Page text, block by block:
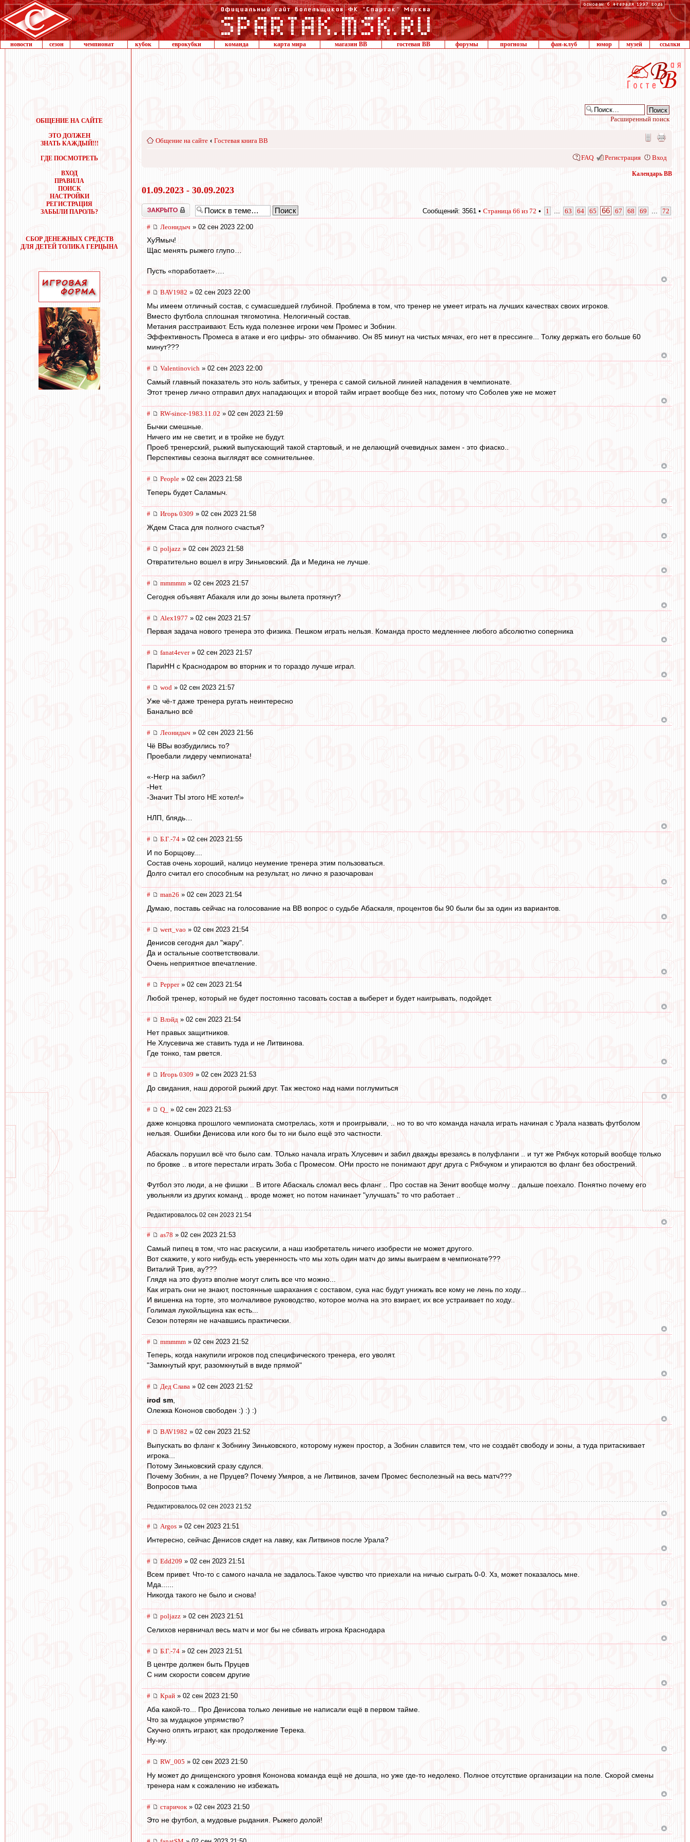
новости сезон чемпионат кубок еврокубки команда карта мира магазин ВВ гостевая ВВ форумы прогнозы фан-клуб юмор музей ссылки
ОБЩЕНИЕ НА САЙТЕ
ЭТО ДОЛЖЕН
ЗНАТЬ КАЖДЫЙ!!!
ГДЕ ПОСМОТРЕТЬ
ВХОД
ПРАВИЛА
ПОИСК
НАСТРОЙКИ
РЕГИСТРАЦИЯ
ЗАБЫЛИ ПАРОЛЬ?
СБОР ДЕНЕЖНЫХ СРЕДСТВ
ДЛЯ ДЕТЕЙ ТОЛИКА ГЕРЦЫНА
Расширенный поиск
Общение на сайте ‹ Гостевая книга ВВ
FAQ Регистрация Вход
Календарь ВВ
01.09.2023 - 30.09.2023
Закрыто Сообщений: 3561 • Страница 66 из 72 • 1 63 64 65 66 67 68 69 72
# Леонидыч » 02 сен 2023 22:00
ХуЯмыч!
Щас менять рыжего глупо…
Пусть «поработает»….
# BAV1982 » 02 сен 2023 22:00
Мы имеем отличный состав, с сумасшедшей глубиной. Проблема в том, что тренер не умеет играть на лучших качествах своих игроков.
Вместо футбола сплошная тягомотина. Нелогичный состав.
Метания расстраивают. Есть куда полезнее игроки чем Промес и Зобнин.
Эффективность Промеса в атаке и его цифры- это обманчиво. Он 85 минут на чистых мячах, его нет в прессинге... Толку держать его больше 60
минут???
# Valentinovich » 02 сен 2023 22:00
Самый главный показатель это ноль забитых, у тренера с самой сильной линией нападения в чемпионате.
Этот тренер лично отправил двух нападающих и второй тайм играет вообще без них, потому что Соболев уже не может
# RW-since-1983.11.02 » 02 сен 2023 21:59
Бычки смешные.
Ничего им не светит, и в тройке не будут.
Проеб тренерский, рыжий выпускающий такой стартовый, и не делающий очевидных замен - это фиаско..
Перспективы сезона выглядят все сомнительнее.
# People » 02 сен 2023 21:58
Теперь будет Саламыч.
# Игорь 0309 » 02 сен 2023 21:58
Ждем Стаса для полного счастья?
# poljazz » 02 сен 2023 21:58
Отвратительно вошел в игру Зиньковский. Да и Медина не лучше.
# mmmmm » 02 сен 2023 21:57
Сегодня объявят Абакаля или до зоны вылета протянут?
# Alex1977 » 02 сен 2023 21:57
Первая задача нового тренера это физика. Пешком играть нельзя. Команда просто медленнее любого абсолютно соперника
# fanat4ever» 02 сен 2023 21:57
ПариНН с Краснодаром во вторник и то гораздо лучше играл.
# wod » 02 сен 2023 21:57
Уже чё-т даже тренера ругать неинтересно
Банально всё
# Леонидыч » 02 сен 2023 21:56
Чё ВВы возбудились то?
Проебали лидеру чемпионата!
«-Негр на забил?
-Нет.
-Значит ТЫ этого НЕ хотел!»
НЛП, блядь…
# Б.Г.-74 » 02 сен 2023 21:55
И по Борщову....
Состав очень хороший, налицо неумение тренера этим пользоваться.
Долго считал его способным на результат, но лично я разочарован
# man26 » 02 сен 2023 21:54
Думаю, поставь сейчас на голосование на ВВ вопрос о судьбе Абаскаля, процентов бы 90 были бы за один из вариантов.
# wert_vao » 02 сен 2023 21:54
Денисов сегодня дал "жару".
Да и остальные соответствовали.
Очень неприятное впечатление.
# Pepper» 02 сен 2023 21:54
Любой тренер, который не будет постоянно тасовать состав а выберет и будет наигрывать, подойдет.
# Влэйд » 02 сен 2023 21:54
Нет правых защитников.
Не Хлусевича же ставить туда и не Литвинова.
Где тонко, там рвется.
# Игорь 0309 » 02 сен 2023 21:53
До свидания, наш дорогой рыжий друг. Так жестоко над нами поглумиться
# Q_ » 02 сен 2023 21:53
даже концовка прошлого чемпионата смотрелась, хотя и проигрывали, .. но то во что команда начала играть начиная с Урала назвать футболом
нельзя. Ошибки Денисова или кого бы то ни было ещё это частности.
Абаскаль порушил всё что было сам. ТОлько начала играть Хлусевич и забил дважды врезаясь в полуфланги .. и тут же Рябчук который вообще только
по бровке .. в итоге перестали играть Зоба с Промесом. ОНи просто не понимают друг друга с Рябчуком и упираются во фланг без обострений.
Футбол это люди, а не фишки .. В итоге Абаскаль сломал весь фланг .. Про состав на Зенит вообще молчу .. дальше поехало. Понятно почему его
увольняли из других команд .. вроде может, но потом начинает "улучшать" то что работает ..
Редактировалось 02 сен 2023 21:54
# as78 » 02 сен 2023 21:53
Самый пипец в том, что нас раскусили, а наш изобретатель ничего изобрести не может другого.
Вот скажите, у кого нибудь есть уверенность что мы хоть один матч до зимы выиграем в чемпионате???
Виталий Трив, ау???
Глядя на это фуэтэ вполне могут слить все что можно...
Как играть они не знают, постоянные шарахания с составом, сука нас будут унижать все кому не лень по ходу...
И вишенка на торте, это молчаливое руководство, которое молча на это взирает, их все устраивает по ходу..
Голимая лукойльщина как есть...
Сезон потерян не начавшись практически.
# mmmmm » 02 сен 2023 21:52
Теперь, когда накупили игроков под специфического тренера, его уволят.
"Замкнутый круг, разомкнутый в виде прямой"
# Дед Слава » 02 сен 2023 21:52
irod sm
Олежка Кононов свободен :) :) :)
# BAV1982 » 02 сен 2023 21:52
Выпускать во фланг к Зобнину Зиньковского, которому нужен простор, а Зобнин славится тем, что не создаёт свободу и зоны, а туда притаскивает
игрока...
Потому Зиньковский сразу сдулся.
Почему Зобнин, а не Пруцев? Почему Умяров, а не Литвинов, зачем Промес бесполезный на весь матч???
Вопросов тьма
Редактировалось 02 сен 2023 21:52
# Argos » 02 сен 2023 21:51
Интересно, сейчас Денисов сядет на лавку, как Литвинов после Урала?
# Edd209 » 02 сен 2023 21:51
Всем привет. Что-то с самого начала не задалось.Такое чувство что приехали на ничью сыграть 0-0. Хз, может показалось мне.
Мда......
Никогда такого не было и снова!
# poljazz » 02 сен 2023 21:51
Селихов нервничал весь матч и мог бы не сбивать игрока Краснодара
# Б.Г.-74 » 02 сен 2023 21:51
В центре должен быть Пруцев
С ним скорости совсем другие
# Край » 02 сен 2023 21:50
Аба какой-то... Про Денисова только ленивые не написали ещё в первом тайме.
Что за мудацкое упрямство?
Скучно опять играют, как продолжение Терека.
Ну-ну.
# RW_005 » 02 сен 2023 21:50
Ну может до днищенского уровня Кононова команда ещё не дошла, но уже где-то недолеко. Полное отсутствие организации на поле. Скорой смены
тренера нам к сожалению не избежать
# старичок » 02 сен 2023 21:50
Это не футбол, а мудовые рыдания. Рыжего долой!